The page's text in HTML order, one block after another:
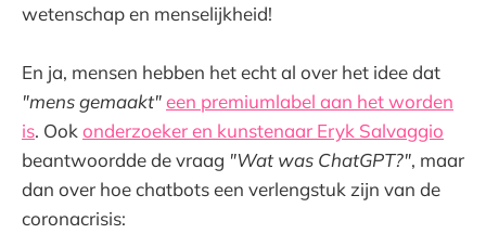
wetenschap en menselijkheid!
En ja, mensen hebben het echt al over het idee dat
"mens gemaakt"een premiumlabel aan het worden
is. Ook onderzoeker en kunstenaar Eryk Salvaggio
beantwoordde de vraag "Wat was ChatGPT?", maar
dan over hoe chatbots een verlengstuk zijn van de
coronacrisis: